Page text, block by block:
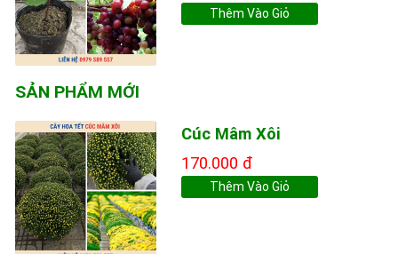
Thêm Vào Giỏ
SẢN PHẨM MỚI
Cúc Mâm Xôi
170.000 đ
Thêm Vào Giỏ